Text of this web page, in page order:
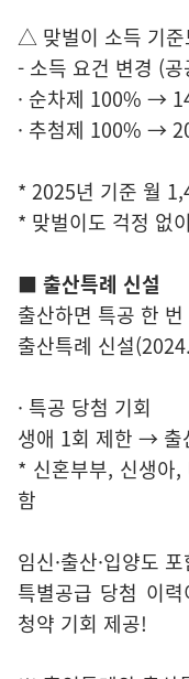
△ 맞벌이 소득 기준
- 소득 요건 변경 (
· 순차제 100% →
· 추첨제 100% →
* 2025년 기준 월
* 맞벌이도 걱정 없
■ 출산특례 신설
출산하면 특공 한 번
출산특례 신설
· 특공 당첨 기회
생애 1회 제한 → 출
* 신혼부부, 신생아
함
임신·출산·입양도
특별공급 당첨 이
청약 기회 제공!